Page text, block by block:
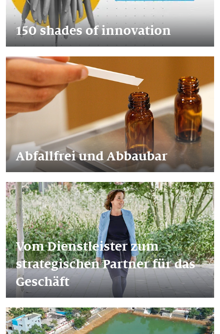
150 shades of innovation
Abfallfrei und Abbaubar
Vom Dienstleister zum
strategischen Partner für das
Geschäft